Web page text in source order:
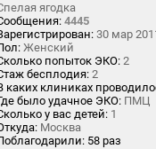
ягодка
4445
30 мар
Женский
попыток ЭКО: 2
бесплодия: 2
каких клиниках
было удачное ЭКО: ПМЦ
у вас детей: 1
Москва
58 раз